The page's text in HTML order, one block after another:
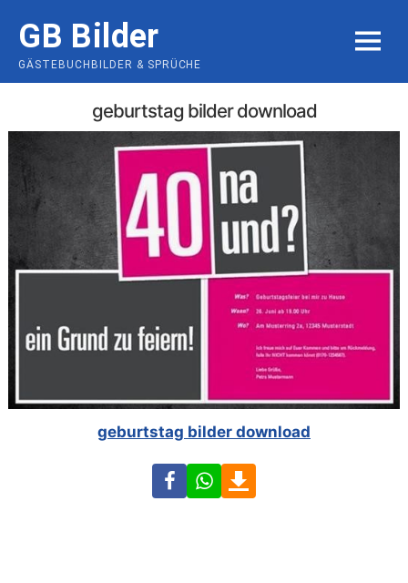
content
GB Bilder
GÄSTEBUCHBILDER & SPRÜCHE
MENU
geburtstag bilder download
geburtstag bilder download
FacebookWhatsApp